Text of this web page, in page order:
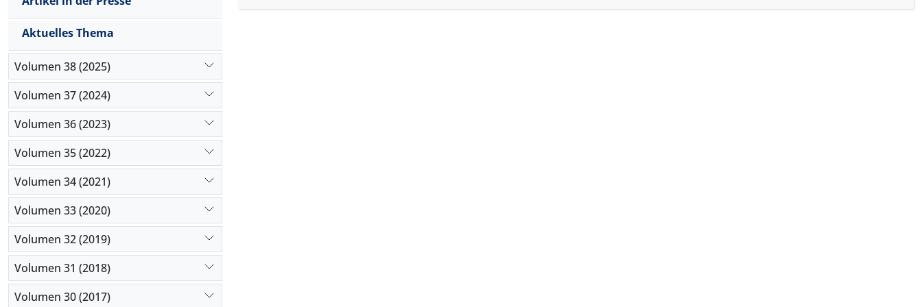
Kafkas Roman Das Schloss im Zusammenhang mit seinen autobiografischen Quellen (Briefe und Tagebücher) eine neue
Aktuelles Thema
Volumen 38 (2025)
Volumen 37 (2024)
Volumen 36 (2023)
Volumen 35 (2022)
Volumen 34 (2021)
Volumen 33 (2020)
Volumen 32 (2019)
Volumen 31 (2018)
Volumen 30 (2017)